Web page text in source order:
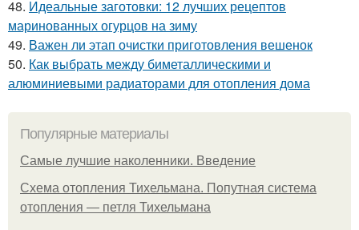
48. Идеальные заготовки: 12 лучших рецептов
маринованных огурцов на зиму
49. Важен ли этап очистки приготовления вешенок
50. Как выбрать между биметаллическими и
алюминиевыми радиаторами для отопления дома
Популярные материалы
Самые лучшие наколенники. Введение
Схема отопления Тихельмана. Попутная система
отопления — петля Тихельмана